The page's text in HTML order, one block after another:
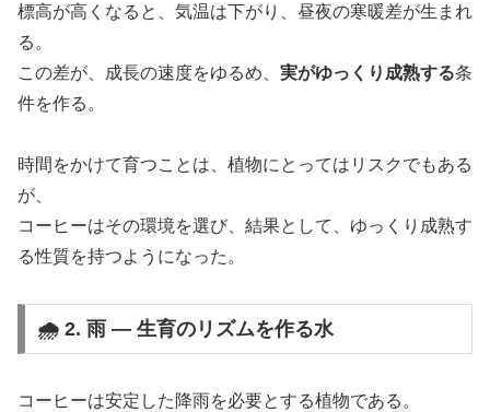
標高が高くなると、気温は下がり、昼夜の寒暖差が生まれ
る。
この差が、成長の速度をゆるめ、 実がゆっくり成熟する条
件を作る。
時間をかけて育つことは、植物にとってはリスクでもある
が、
コーヒーはその環境を選び、結果として、ゆっくり成熟す
る性質を持つようになった。
🌧️ 2. 雨 ― 生育のリズムを作る水
コーヒーは安定した降雨を必要とする植物である。